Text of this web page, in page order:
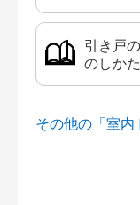
引き戸
のしか
その他の「室